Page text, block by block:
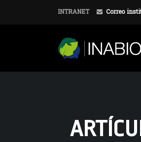
INTRANET Correo